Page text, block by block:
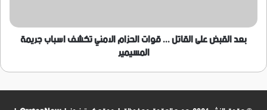
تكشف
اسباب
جريمة
بعد القبض على القاتل ... قوات الحزام الامني تكشف اسباب جريمة
المسيمير